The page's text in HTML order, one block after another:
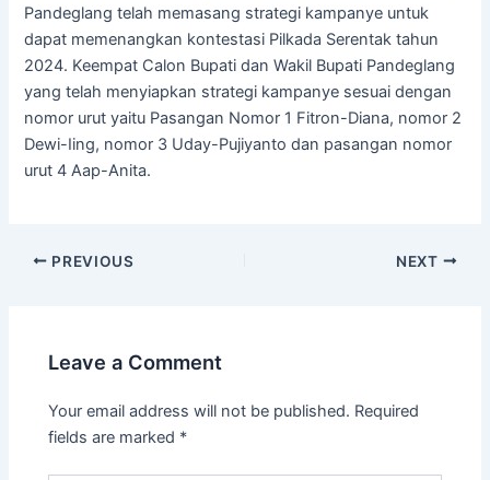
Pandeglang telah memasang strategi kampanye untuk
dapat memenangkan kontestasi Pilkada Serentak tahun
2024. Keempat Calon Bupati dan Wakil Bupati Pandeglang
yang telah menyiapkan strategi kampanye sesuai dengan
nomor urut yaitu Pasangan Nomor 1 Fitron-Diana, nomor 2
Dewi-Iing, nomor 3 Uday-Pujiyanto dan pasangan nomor
urut 4 Aap-Anita.
PREVIOUS NEXT
Leave a Comment
Your email address will not be published. Required
fields are marked *